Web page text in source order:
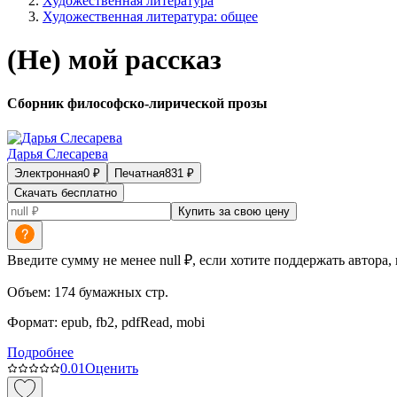
Художественная литература: общее
(Не) мой рассказ
Сборник философско-лирической прозы
Дарья Слесарева
Электронная0 ₽ Печатная831 ₽
Скачать бесплатно
Купить за свою цену
Введите сумму не менее null ₽, если хотите поддержать автора,
Объем: 174 бумажных стр.
Формат: epub, fb2, pdfRead, mobi
Подробнее
0.01Оценить